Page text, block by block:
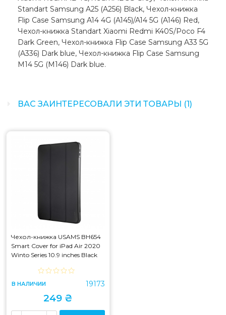
Standart Samsung A25 (A256) Black, Чехол-книжка
Flip Case Samsung A14 4G (A145)/A14 5G (A146) Red,
Чехол-книжка Standart Xiaomi Redmi K40S/Poco F4
Dark Green, Чехол-книжка Flip Case Samsung A33 5G
(A336) Dark blue, Чехол-книжка Flip Case Samsung
M14 5G (M146) Dark blue.
ВАС ЗАИНТЕРЕСОВАЛИ ЭТИ ТОВАРЫ (1)
Чехол-книжка USAMS BH654
Smart Cover for iPad Air 2020
Winto Series 10.9 inches Black
В НАЛИЧИИ 19173
249 ₴